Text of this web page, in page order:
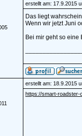
erstellt am: 17.9.2015
Das liegt
Wenn wir jetzt Juni
Bei mir geht so eine
erstellt am: 18.9.2015
https://smart-roadster-